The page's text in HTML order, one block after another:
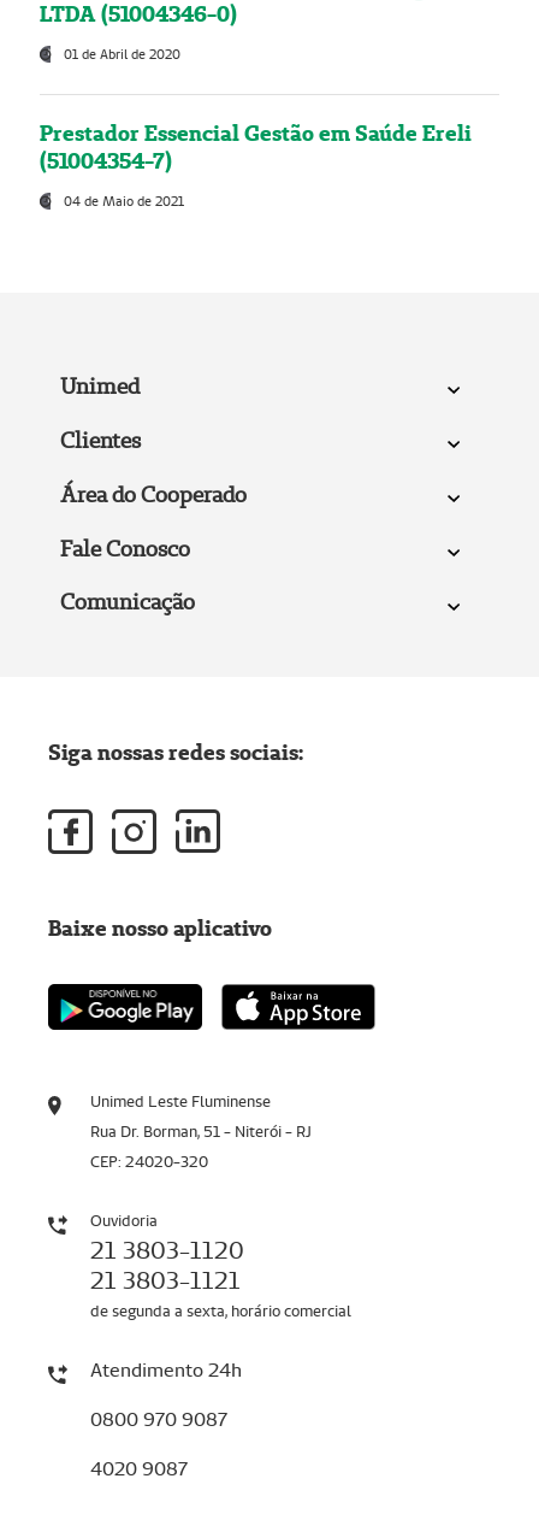
LTDA (51004346-0)
01 de Abril de 2020
Prestador Essencial Gestão em Saúde Ereli
(51004354-7)
04 de Maio de 2021
Unimed
Clientes
Área do Cooperado
Fale Conosco
Comunicação
Unimed Leste Fluminense
Rua Dr. Borman, 51 - Niterói - RJ
CEP: 24020-320
Ouvidoria
21 3803-1120
21 3803-1121
de segunda a sexta, horário comercial
Atendimento 24h
0800 970 9087
4020 9087
Siga nossas redes sociais:
Baixe nosso aplicativo